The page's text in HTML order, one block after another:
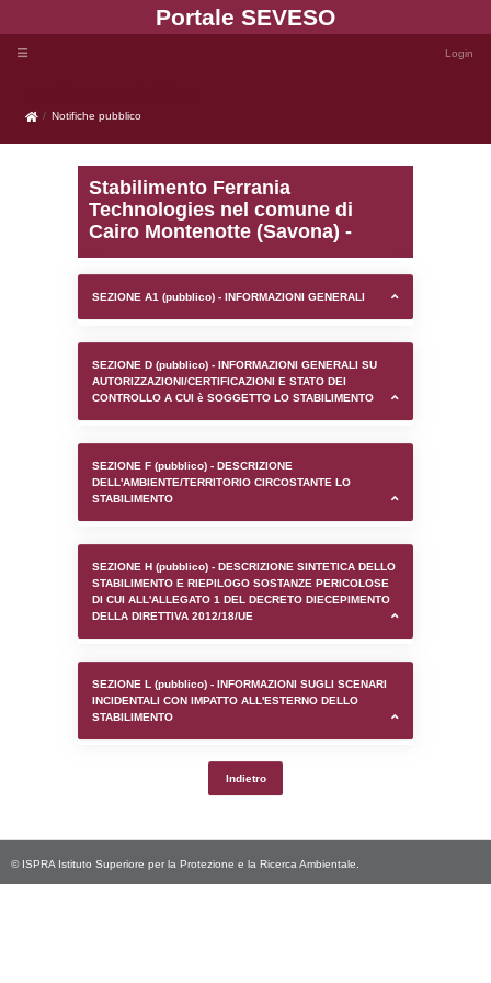
Portale
Notifiche pubblico
Notifiche pubblico
Stabilimento Ferrania
Technologies nel
Cairo Montenotte
SEZIONE D (pubblico) - INFORMAZIONI
AUTORIZZAZIONI/CERTIFICAZIONI E
CONTROLLO A CUI è SOGGETTO LO
SEZIONE F (pubblico) - DESCRIZIONE
DELL'AMBIENTE/TERRITORIO
STABILIMENTO
SEZIONE H (pubblico) - DESCRIZIONE